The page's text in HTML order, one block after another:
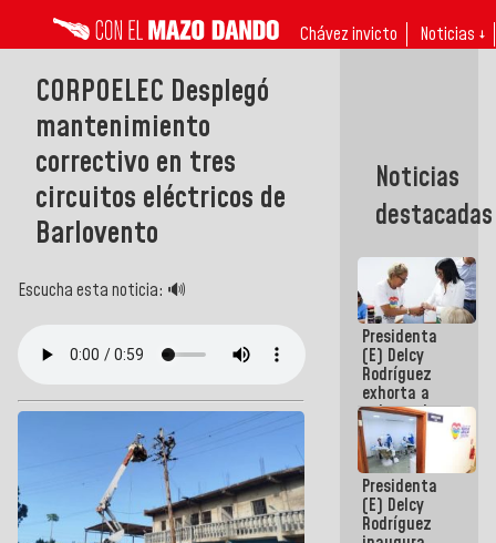
Chávez invicto Noticias ↓
CORPOELEC Desplegó
mantenimiento
correctivo en tres
circuitos eléctricos de
Barlovento
Escucha esta noticia: 🔊
Noticias
destacadas
Presidenta
(E) Delcy
Rodríguez
exhorta a
gobernadores
y alcaldes a
edificar
casas para
abuelos
Presidenta
(E) Delcy
Rodríguez